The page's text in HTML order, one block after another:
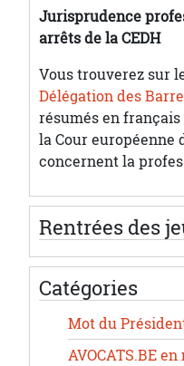
Jurisprudence
arrêts de la CEDH
Vous trouverez sur
Délégation des
résumés en
la Cour européenne
concernent la
Rentrées des
Catégories
Mot du
AVOCATS.BE